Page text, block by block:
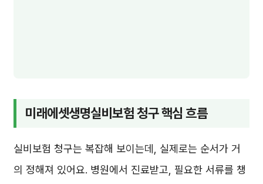
미래에셋생명실비보험 청구 핵심 흐름
실비보험 청구는 복잡해 보이는데, 실제로는 순서가 거
의 정해져 있어요. 병원에서 진료받고, 필요한 서류를 챙